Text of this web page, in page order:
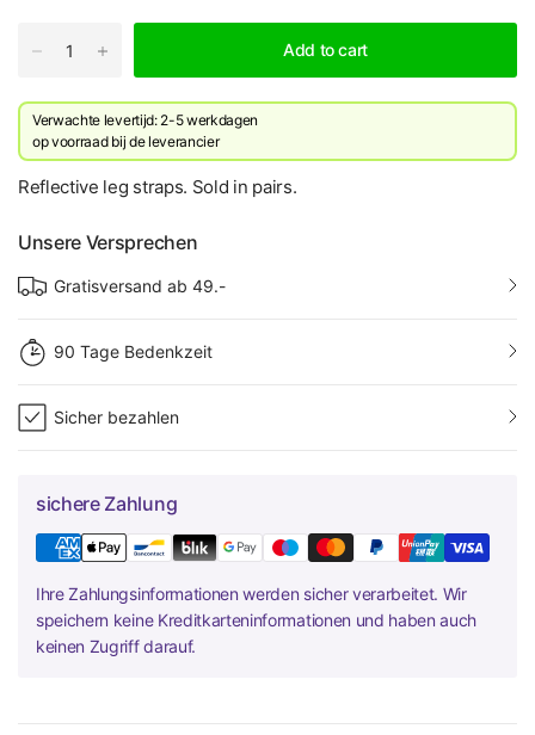
Add to cart
Verwachte levertijd: 2-5 werkdagen
​op voorraad bij de leverancier
Reflective leg straps. Sold in pairs.
Unsere Versprechen
Gratisversand ab 49.-
90 Tage Bedenkzeit
Sicher bezahlen
sichere Zahlung
Ihre Zahlungsinformationen werden sicher verarbeitet. Wir
speichern keine Kreditkarteninformationen und haben auch
keinen Zugriff darauf.